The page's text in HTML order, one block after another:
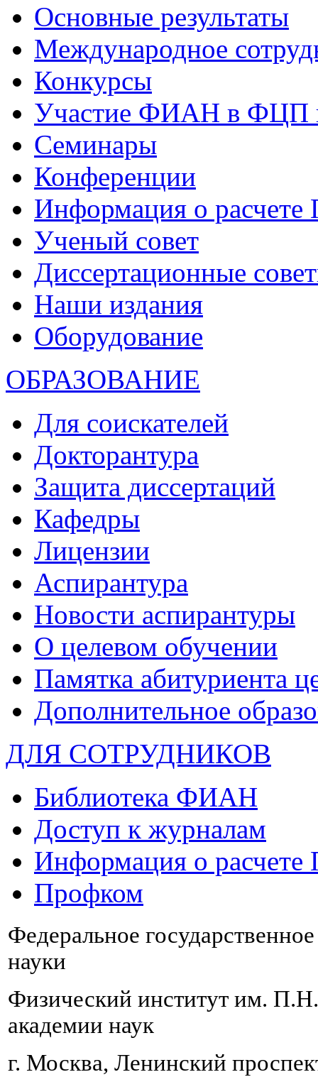
Основные результаты
Международное
Конкурсы
Участие ФИАН в ФЦП
Семинары
Конференции
Информация о
Ученый совет
Диссертационные
Наши издания
Оборудование
ОБРАЗОВАНИЕ
Для соискателей
Докторантура
Защита диссертаций
Кафедры
Лицензии
Аспирантура
Новости аспирантуры
О целевом обучении
Памятка абитуриента
Дополнительное
ДЛЯ СОТРУДНИКОВ
Библиотека ФИАН
Доступ к журналам
Информация о
Профком
Федеральное
науки
Физический институт им.
академии наук
г. Москва, Ленинский